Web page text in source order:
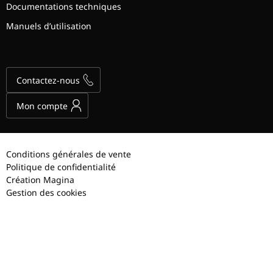
Documentations techniques
Manuels d’utilisation
Contactez-nous
Mon compte
Conditions générales de vente
Politique de confidentialité
Création Magina
Gestion des cookies